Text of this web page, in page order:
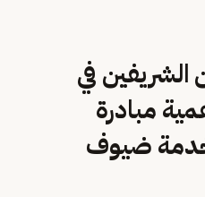
الشريفين في
مبادرة
ضيوف